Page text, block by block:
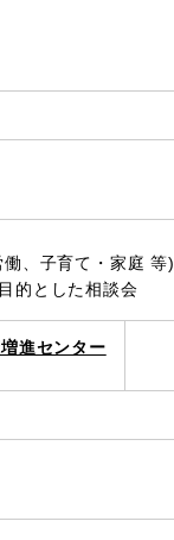
、子育て・家庭 等)
的とした相談会
進センター